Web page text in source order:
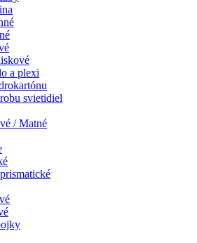
a plexi
svietidiel
/ Matné